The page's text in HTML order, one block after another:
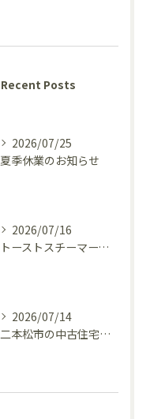
Recent Posts
2026/07/25
夏季休業のお知らせ
2026/07/16
トーストスチーマーで、いつものパンが少し変わった話
2026/07/14
二本松市の中古住宅、リフォーム前の様子を見てきました(^^♪